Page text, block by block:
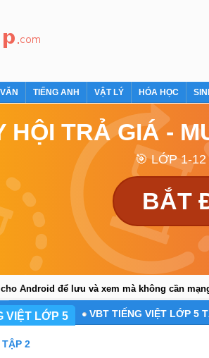
TIẾNG ANH VẬT LÝ HÓA HỌC
HỘI TRẢ GIÁ -
🎯 LỚP 1-
BẮT
Android để lưu và xem mà không cần
VIỆT LỚP 5 VBT TIẾNG VIỆT LỚP 5
2